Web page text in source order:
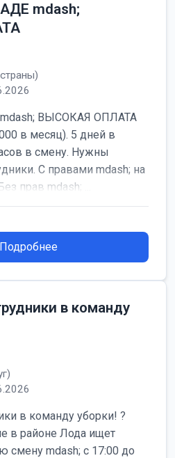
mdash;
ВЫСОКАЯ ОПЛАТА
в месяц). 5 дней в
в смену. Нужны
С правами mdash; на
прав mdash; ...
Подробнее
в команду
в команду уборки! ?
в районе Лода ищет
смену mdash; с 17:00 до